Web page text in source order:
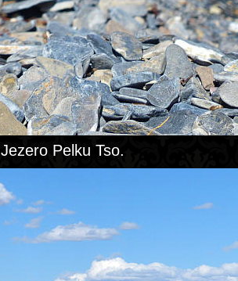
Jezero Pelku Tso.